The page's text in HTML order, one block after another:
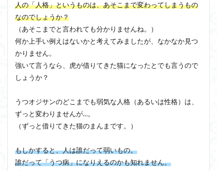
人の「人格」というものは、あそこまで変わってしまうもの
なのでしょうか？
（あそこまでと言われても分かりませんね。）
何か上手い例えはないかと考えてみましたが、なかなか見つ
かりません。
強いて言うなら、虎が借りてきた猫になったとでも言うので
しょうか？
うつオジサンのどこまでも弱気な人格（あるいは性格）は、
ずっと変わりませんが…。
（ずっと借りてきた猫のまんまです。）
もしかすると、人は誰だって弱いもの。
誰だって「うつ病」になりえるのかも知れません。